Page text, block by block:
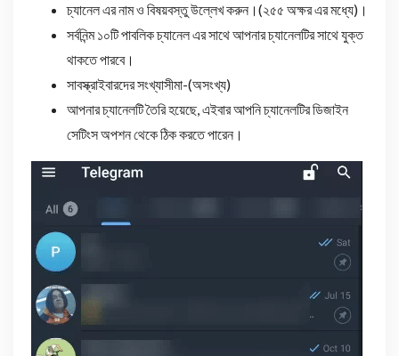
চ্যানেল এর নাম ও বিষয়বস্তু উল্লেখ করুন।(২৫৫ অক্ষর এর মধ্যে)।
সর্বনিন্ম ১০টি পাবলিক চ্যানেল এর সাথে আপনার চ্যানেলটির সাথে যুক্ত
থাকতে পারবে।
সাবস্ক্রাইবারদের সংখ্যাসীমা-(অসংখ্য)
আপনার চ্যানেলটি তৈরি হয়েছে, এইবার আপনি চ্যানেলটির ডিজাইন
সেটিংস অপশন থেকে ঠিক করতে পারেন।